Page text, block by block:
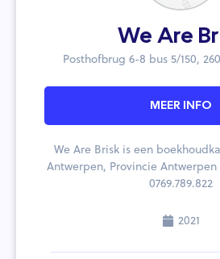
We Are
Posthofbrug 6-8 bus 5/150,
MEER INFO
We Are Brisk is een
Antwerpen, Provincie
0769.789.822
2021